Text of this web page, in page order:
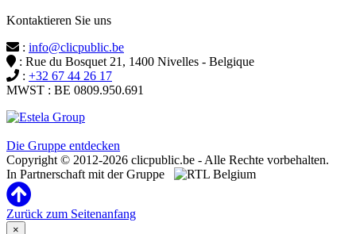
Kontaktieren Sie uns
: info@clicpublic.be
: Rue du Bosquet 21, 1400 Nivelles - Belgique
: +32 67 44 26 17
MWST : BE 0809.950.691
Die Gruppe entdecken
Copyright © 2012-2026 clicpublic.be - Alle Rechte vorbehalten.
In Partnerschaft mit der Gruppe
Zurück zum Seitenanfang
×